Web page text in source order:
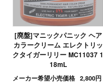
[廃盤]マニックパニック ヘア
カラークリーム エレクトリッ
クタイガーリリー MC11037 1
18mL
メーカー希望小売価格 2,800円